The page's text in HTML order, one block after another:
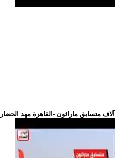
.. 10 آلاف متسابق ماراثون -القاهرة مهد